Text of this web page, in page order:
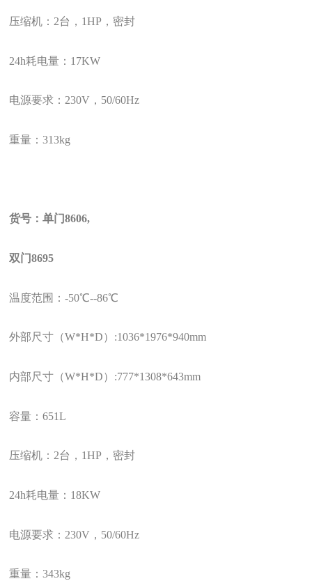
压缩机： 2台， 1HP ，密封
24h耗电量： 17KW
电源要求： 230V ， 50/60Hz
重量：313kg
货号：单门8606,
双门8695
温度范围：-50℃--86℃
外部尺寸（W*H*D） :1036*1976*940mm
内部尺寸（W*H*D） :777*1308*643mm
容量：651L
压缩机： 2台， 1HP ，密封
24h耗电量： 18KW
电源要求： 230V ， 50/60Hz
重量：343kg